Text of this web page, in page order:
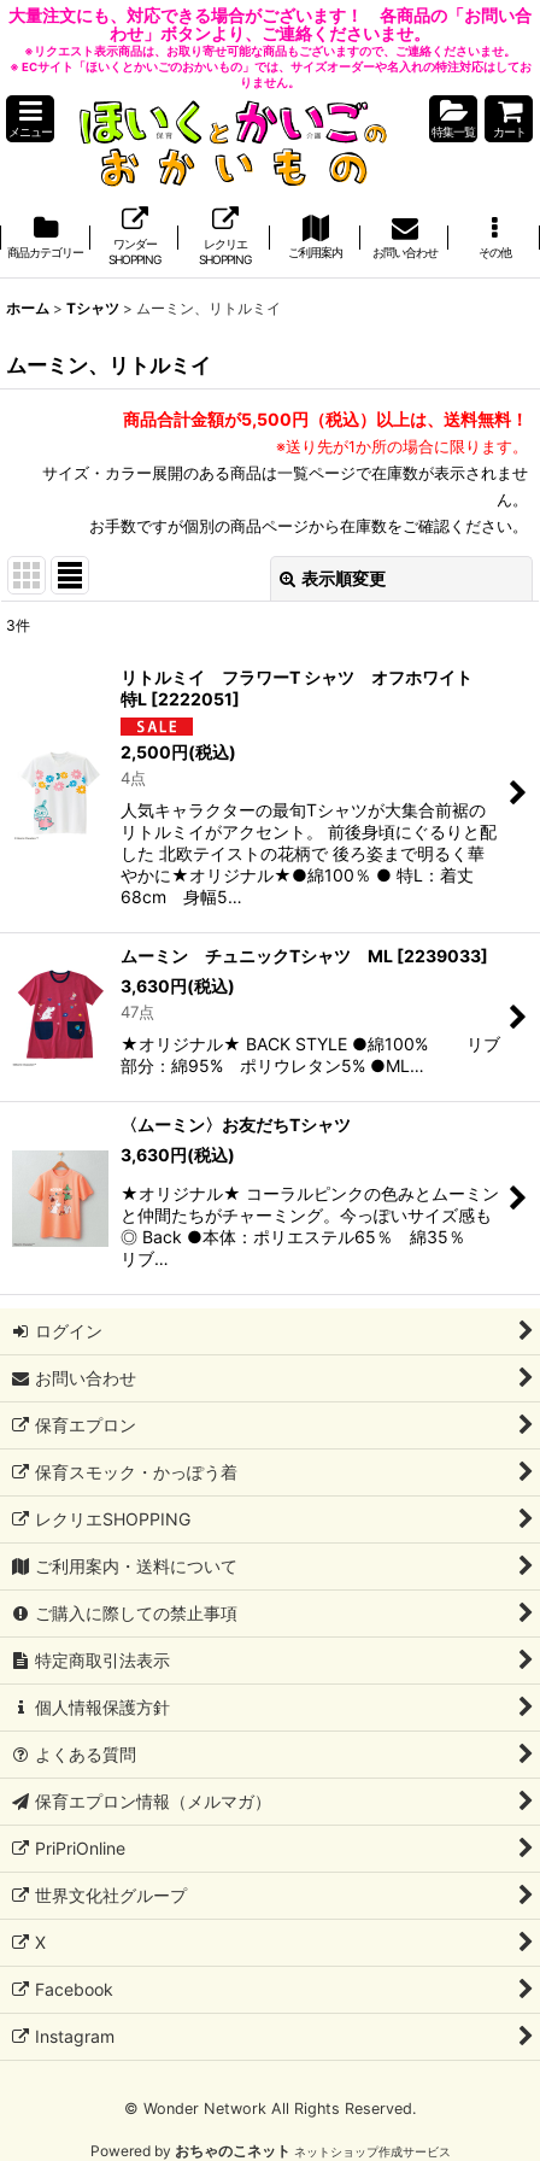
大量注文にも、対応できる場合がございます！ 各商品の「お問い合
わせ」ボタンより、ご連絡くださいませ。
※リクエスト表示商品は、お取り寄せ可能な商品もございますので、ご連絡くださいませ。
※ ECサイト「ほいくとかいごのおかいもの」では、サイズオーダーや名入れの特注対応はしてお
りません。
メニュー 特集一覧 カート
商品カテゴリー
ワンダー
SHOPPING
レクリエ
SHOPPING
ご利用案内 お問い合わせ その他
ホーム > Tシャツ > ムーミン、リトルミイ
ムーミン、リトルミイ
商品合計金額が5,500円（税込）以上は、送料無料！
※送り先が1か所の場合に限ります。
サイズ・カラー展開のある商品は一覧ページで在庫数が表示されませ
ん。
お手数ですが個別の商品ページから在庫数をご確認ください。
表示順変更
3件
リトルミイ フラワーT シャツ オフホワイト
特L [2222051]
2,500円(税込)
4点
人気キャラクターの最旬Tシャツが大集合前裾の
リトルミイがアクセント。 前後身頃にぐるりと配
した 北欧テイストの花柄で 後ろ姿まで明るく華
やかに★オリジナル★●綿100％ ● 特L：着丈
68cm 身幅5…
ムーミン チュニックTシャツ ML [2239033]
3,630円(税込)
47点
★オリジナル★ BACK STYLE ●綿100% リブ
部分：綿95% ポリウレタン5% ●ML…
〈ムーミン〉お友だちTシャツ
3,630円(税込)
★オリジナル★ コーラルピンクの色みとムーミン
と仲間たちがチャーミング。今っぽいサイズ感も
◎ Back ●本体：ポリエステル65％ 綿35％
リブ…
ログイン
お問い合わせ
保育エプロン
保育スモック・かっぽう着
レクリエSHOPPING
ご利用案内・送料について
ご購入に際しての禁止事項
特定商取引法表示
個人情報保護方針
よくある質問
保育エプロン情報（メルマガ）
PriPriOnline
世界文化社グループ
X
Facebook
Instagram
© Wonder Network All Rights Reserved.
Powered by おちゃのこネット ネットショップ作成サービス